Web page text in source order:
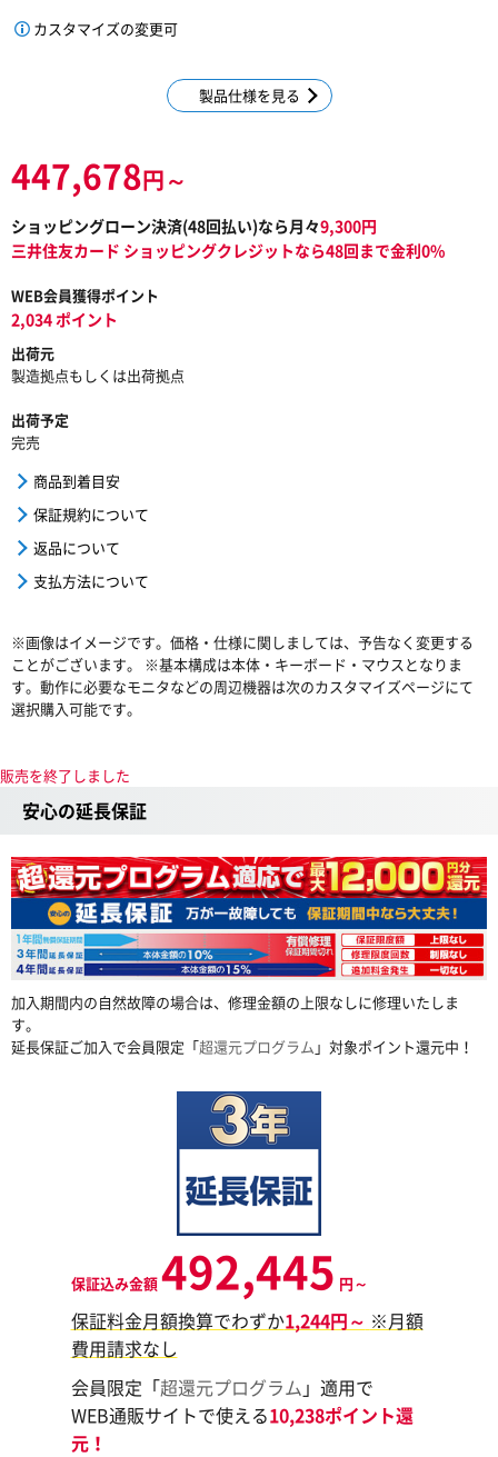
カスタマイズの変更可
製品仕様を見る
447,678円～
ショッピングローン決済(48回払い)なら月々9,300円
三井住友カード ショッピングクレジットなら48回まで金利0%
WEB会員獲得ポイント
2,034 ポイント
出荷元
製造拠点もしくは出荷拠点
出荷予定
完売
商品到着目安
保証規約について
返品について
支払方法について
※画像はイメージです。価格・仕様に関しましては、予告なく変更する
ことがございます。 ※基本構成は本体・キーボード・マウスとなりま
す。動作に必要なモニタなどの周辺機器は次のカスタマイズページにて
選択購入可能です。
販売を終了しました
安心の延長保証
加入期間内の自然故障の場合は、修理金額の上限なしに修理いたしま
す。
延長保証ご加入で会員限定「超還元プログラム 」対象ポイント還元中！
保証込み金額492,445 円～
保証料金月額換算でわずか1,244円～ ※月額
費用請求なし
会員限定「超還元プログラム 」適用で
WEB通販サイトで使える10,238ポイント還
元！